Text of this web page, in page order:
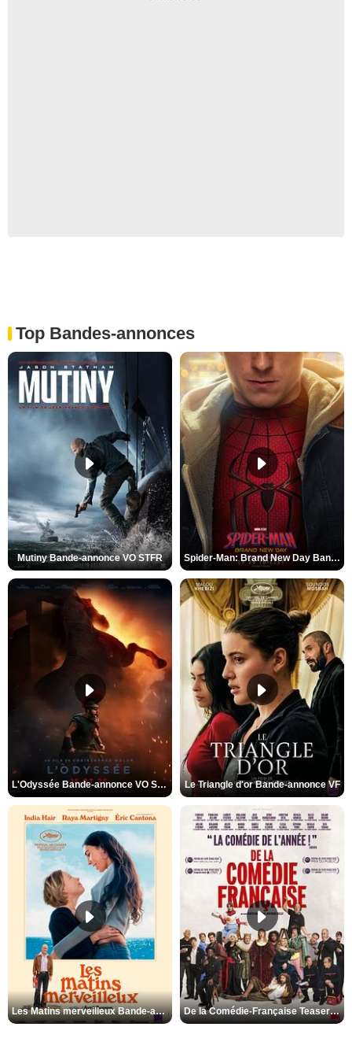
Top Bandes-annonces
Mutiny Bande-annonce VO STFR Spider-Man: Brand New Day Bande-annonce VO STFR
L'Odyssée Bande-annonce VO STFR Le Triangle d'or Bande-annonce VF
Les Matins merveilleux Bande-annonce VF De la Comédie-Française Teaser VF